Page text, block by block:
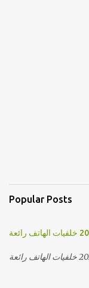
Popular Posts